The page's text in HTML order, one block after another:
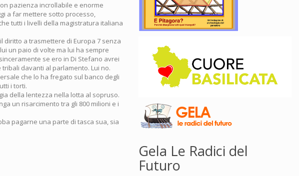
pazienza incrollabile e enorme
a far mettere sotto processo,
tutti i livelli della magistratura italiana
diritto a trasmettere di Europa 7 senza
un paio di volte ma lui ha sempre
se ero in Di Stefano avrei
davanti al parlamento. Lui no.
che lo ha fregato sul banco degli
i torti.
della lentezza nella lotta al sopruso.
un risarcimento tra gli 800 milioni e i
pagarne una parte di tasca sua, sia
Gela Le Radici del
Futuro